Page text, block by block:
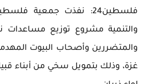
فلسطين24: نفذت جمعية
والتنمية مشروع توزيع مساعدات
والمتضررين وأصحاب البيوت
غزة، وذلك بتمويل سخي من أبناء